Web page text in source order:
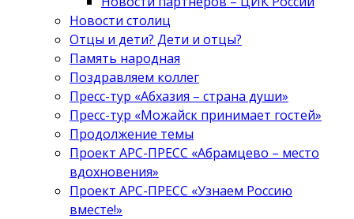
Новости столиц
Отцы и дети? Дети и отцы?
Память народная
Поздравляем коллег
Пресс-тур «Абхазия – страна души»
Пресс-тур «Можайск принимает гостей»
Продолжение темы
Проект АРС-ПРЕСС «Абрамцево – место
вдохновения»
Проект АРС-ПРЕСС «Узнаем Россию
вместе!»